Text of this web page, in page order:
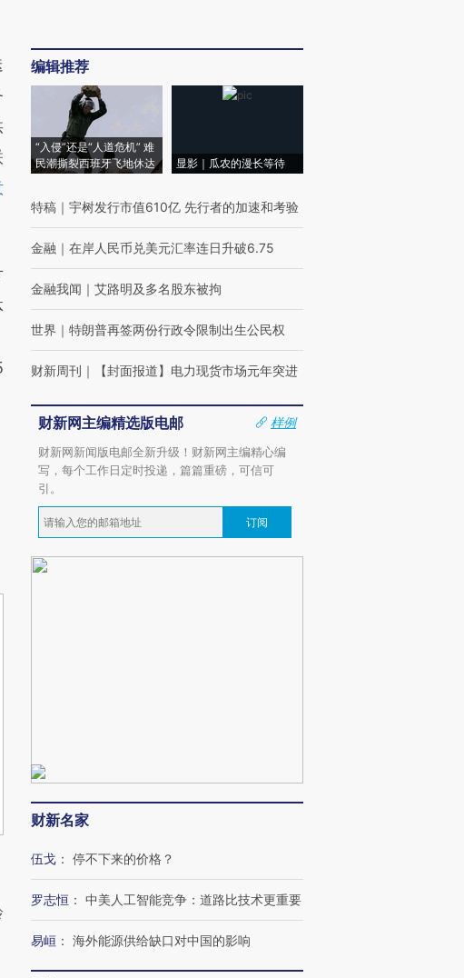
编辑推荐
“入侵”还是“人道危机” 难
民潮撕裂西班牙飞地休达
显影｜瓜农的漫长等待
特稿 ｜ 宇树发行市值610亿 先行者的加速和考验
金融 ｜ 在岸人民币兑美元汇率连日升破6.75
金融我闻 ｜ 艾路明及多名股东被拘
世界 ｜ 特朗普再签两份行政令限制出生公民权
财新周刊 ｜ 【封面报道】电力现货市场元年突进
财新网主编精选版电邮
样例
财新网新闻版电邮全新升级！财新网主编精心编
写，每个工作日定时投递，篇篇重磅，可信可
引。
订阅
财新名家
伍戈 ： 停不下来的价格？
罗志恒 ： 中美人工智能竞争：道路比技术更重要
易峘 ： 海外能源供给缺口对中国的影响